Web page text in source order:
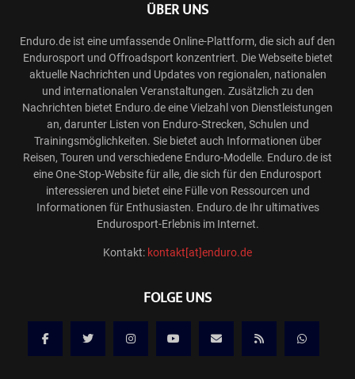
ÜBER UNS
Enduro.de ist eine umfassende Online-Plattform, die sich auf den
Endurosport und Offroadsport konzentriert. Die Webseite bietet
aktuelle Nachrichten und Updates von regionalen, nationalen
und internationalen Veranstaltungen. Zusätzlich zu den
Nachrichten bietet Enduro.de eine Vielzahl von Dienstleistungen
an, darunter Listen von Enduro-Strecken, Schulen und
Trainingsmöglichkeiten. Sie bietet auch Informationen über
Reisen, Touren und verschiedene Enduro-Modelle. Enduro.de ist
eine One-Stop-Website für alle, die sich für den Endurosport
interessieren und bietet eine Fülle von Ressourcen und
Informationen für Enthusiasten. Enduro.de Ihr ultimatives
Endurosport-Erlebnis im Internet.
Kontakt: kontakt[at]enduro.de
FOLGE UNS